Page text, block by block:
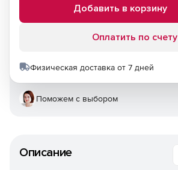
Описание
Добавить в корзину
Оплатить по счету
Физическая доставка от 7 дней
Поможем с выбором